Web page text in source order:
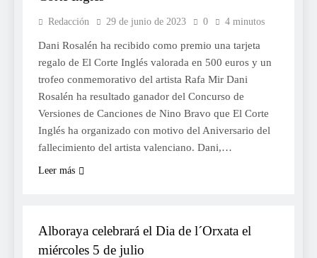
Redacción 29 de junio de 2023 0 4 minutos
Dani Rosalén ha recibido como premio una tarjeta
regalo de El Corte Inglés valorada en 500 euros y un
trofeo conmemorativo del artista Rafa Mir Dani
Rosalén ha resultado ganador del Concurso de
Versiones de Canciones de Nino Bravo que El Corte
Inglés ha organizado con motivo del Aniversario del
fallecimiento del artista valenciano. Dani,…
Leer más
Alboraya celebrará el Dia de l´Orxata el
miércoles 5 de julio